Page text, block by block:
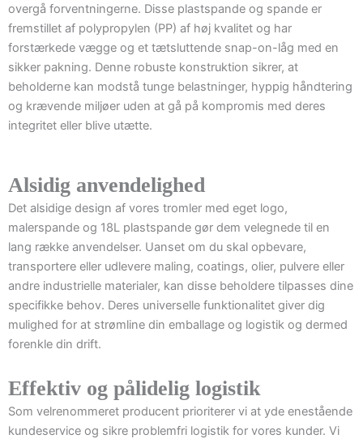
overgå forventningerne. Disse plastspande og spande er
fremstillet af polypropylen (PP) af høj kvalitet og har
forstærkede vægge og et tætsluttende snap-on-låg med en
sikker pakning. Denne robuste konstruktion sikrer, at
beholderne kan modstå tunge belastninger, hyppig håndtering
og krævende miljøer uden at gå på kompromis med deres
integritet eller blive utætte.
Alsidig anvendelighed
Det alsidige design af vores tromler med eget logo,
malerspande og 18L plastspande gør dem velegnede til en
lang række anvendelser. Uanset om du skal opbevare,
transportere eller udlevere maling, coatings, olier, pulvere eller
andre industrielle materialer, kan disse beholdere tilpasses dine
specifikke behov. Deres universelle funktionalitet giver dig
mulighed for at strømline din emballage og logistik og dermed
forenkle din drift.
Effektiv og pålidelig logistik
Som velrenommeret producent prioriterer vi at yde enestående
kundeservice og sikre problemfri logistik for vores kunder. Vi